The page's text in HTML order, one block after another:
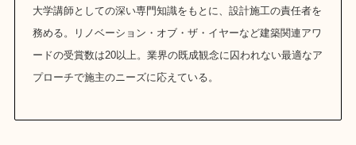
大学講師としての深い専門知識をもとに、設計施工の責任者を
務める。リノベーション・オブ・ザ・イヤーなど建築関連アワ
ードの受賞数は20以上。業界の既成観念に囚われない最適なア
プローチで施主のニーズに応えている。